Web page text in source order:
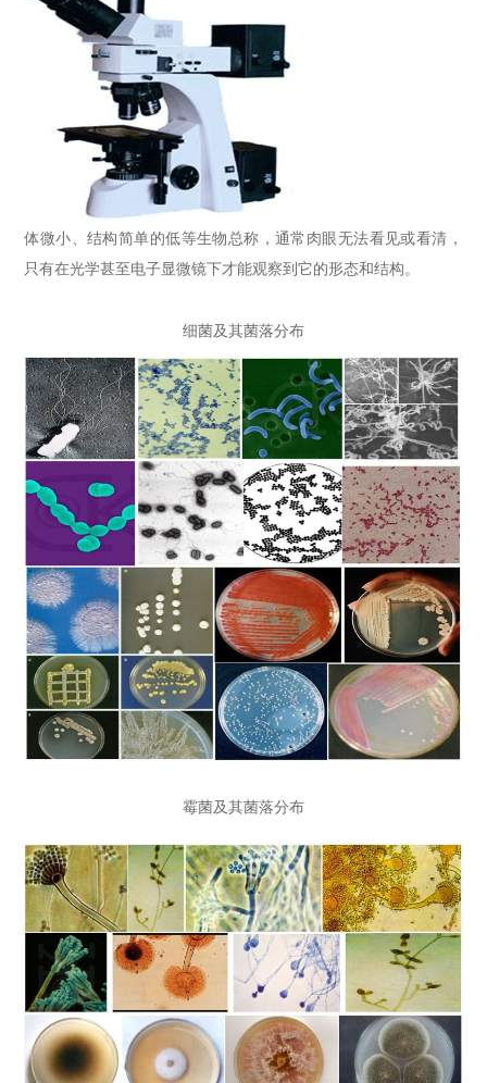
体微小 、结构简单的低等生物总称，通常肉眼无法看见或看清，
只有在光学甚至电子显微镜下才能观察到它的形态和结构。
细菌及其菌落分布
霉菌及其菌落分布